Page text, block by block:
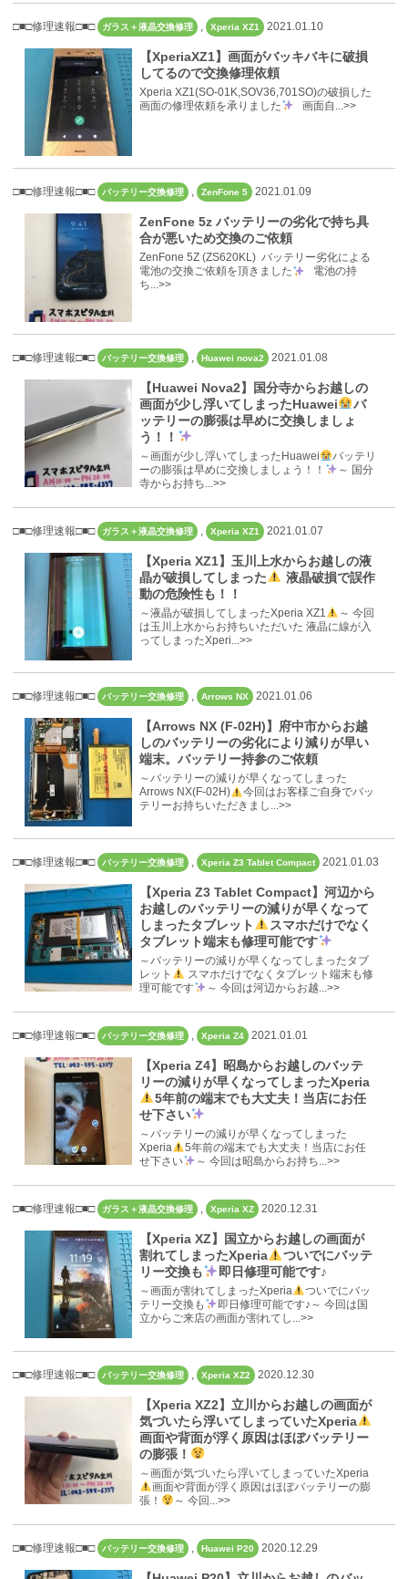
□■□修理速報□■□ ガラス＋液晶交換修理 , Xperia XZ1 2021.01.10
【XperiaXZ1】画面がバッキバキに破損
してるので交換修理依頼
Xperia XZ1(SO-01K,SOV36,701SO)の破損した
画面の修理依頼を承りました
画面自...>>
□■□修理速報□■□ バッテリー交換修理 , ZenFone 5 2021.01.09
ZenFone 5z バッテリーの劣化で持ち具
合が悪いため交換のご依頼
ZenFone 5Z (ZS620KL) バッテリー劣化による
電池の交換ご依頼を頂きました
電池の持
ち...>>
□■□修理速報□■□ バッテリー交換修理 Huawei nova2 2021.01.08
【Huawei Nova2】国分寺からお越しの
画面が少し浮いてしまったHuawei
バ
ッテリーの膨張は早めに交換しましょ
う！！
～画面が少し浮いてしまったHuawei
バッテリ
ーの膨張は早めに交換しましょう！！
～ 国分
寺からお持ち...>>
□■□修理速報□■□ ガラス＋液晶交換修理 , Xperia XZ1 2021.01.07
【Xperia XZ1】玉川上水からお越しの液
晶が破損してしまった
液晶破損で誤作
動の危険性も！！
～液晶が破損してしまったXperia XZ1
～ 今回
は玉川上水からお持ちいただいた 液晶に線が入
ってしまったXperi...>>
□■□修理速報□■□ バッテリー交換修理 , Arrows NX 2021.01.06
【Arrows NX (F-02H)】府中市からお越
しのバッテリーの劣化により減りが早い
端末。バッテリー持参のご依頼
～バッテリーの減りが早くなってしまった
Arrows NX(F-02H)
今回はお客様ご自身でバッ
テリーお持ちいただきまし...>>
□■□修理速報□■□ バッテリー交換修理 Xperia Z3 Tablet Compact 2021.01.03
【Xperia Z3 Tablet Compact】河辺から
お越しのバッテリーの減りが早くなって
しまったタブレット
スマホだけでなく
タブレット端末も修理可能です
～バッテリーの減りが早くなってしまったタブ
レット
スマホだけでなくタブレット端末も修
理可能です
～ 今回は河辺からお越...>>
□■□修理速報□■□ バッテリー交換修理 , Xperia Z4 2021.01.01
【Xperia Z4】昭島からお越しのバッテ
リーの減りが早くなってしまったXperia
5年前の端末でも大丈夫！当店にお任
せ下さい
～バッテリーの減りが早くなってしまった
Xperia
5年前の端末でも大丈夫！当店にお任
せ下さい
～ 今回は昭島からお持ち...>>
□■□修理速報□■□ ガラス＋液晶交換修理 , Xperia XZ 2020.12.31
【Xperia XZ】国立からお越しの画面が
割れてしまったXperia
ついでにバッテ
リー交換も
即日修理可能です♪
～画面が割れてしまったXperia
ついでにバッ
テリー交換も
即日修理可能です♪～ 今回は国
立からご来店の画面が割れてし...>>
□■□修理速報□■□ バッテリー交換修理 Xperia XZ2 2020.12.30
【Xperia XZ2】立川からお越しの画面が
気づいたら浮いてしまっていたXperia
画面や背面が浮く原因はほぼバッテリー
の膨張！
～画面が気づいたら浮いてしまっていたXperia
画面や背面が浮く原因はほぼバッテリーの膨
張！
～ 今回...>>
□■□修理速報□■□ バッテリー交換修理 Huawei P20 2020.12.29